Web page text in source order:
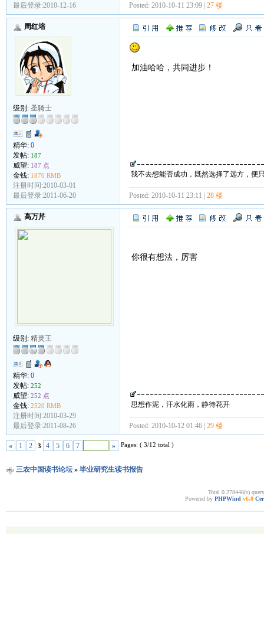
最后登录:2010-12-16
Posted: 2010-10-11 23:09 | 27 楼
周红培
级别: 圣骑士
精华: 0
发帖: 187
威望: 187 点
金钱: 1870 RMB
注册时间:2010-03-01
最后登录:2011-06-20
加油哈哈，共同进步！
我不去想能否成功，既然选择了远方，便
Posted: 2010-10-11 23:11 | 28 楼
高万芹
级别: 精灵王
精华: 0
发帖: 252
威望: 252 点
金钱: 2520 RMB
注册时间:2010-03-29
最后登录:2011-08-26
你很有想法，厉害
思想作泥，汗水化雨，静待花开
Posted: 2010-10-12 01:46 | 29 楼
« 1 2 3 4 5 6 7 » Pages: ( 3/12 total )
三农中国读书论坛» 毕业研究生读书报告
Total 0.278448(s)
Powered by PHPWind v6.0